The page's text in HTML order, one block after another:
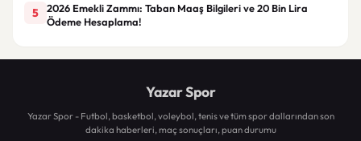
5
2026 Emekli Zammı: Taban Maaş Bilgileri ve 20 Bin Lira
Ödeme Hesaplama!
Yazar Spor
Yazar Spor - Futbol, basketbol, voleybol, tenis ve tüm spor dallarından son
dakika haberleri, maç sonuçları, puan durumu